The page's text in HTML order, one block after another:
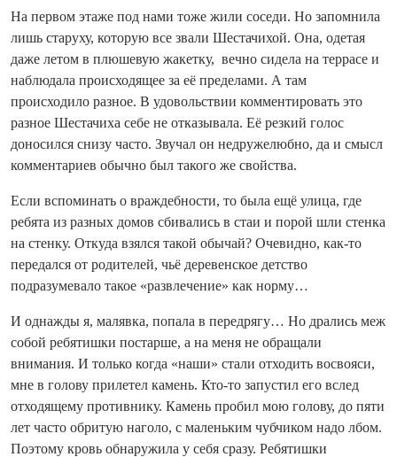
На первом этаже под нами тоже жили соседи. Но запомнила
лишь старуху, которую все звали Шестачихой. Она, одетая
даже летом в плюшевую жакетку, вечно сидела на террасе и
наблюдала происходящее за её пределами. А там
происходило разное. В удовольствии комментировать это
разное Шестачиха себе не отказывала. Её резкий голос
доносился снизу часто. Звучал он недружелюбно, да и смысл
комментариев обычно был такого же свойства.
Если вспоминать о враждебности, то была ещё улица, где
ребята из разных домов сбивались в стаи и порой шли стенка
на стенку. Откуда взялся такой обычай? Очевидно, как-то
передался от родителей, чьё деревенское детство
подразумевало такое «развлечение» как норму…
И однажды я, малявка, попала в передрягу… Но дрались меж
собой ребятишки постарше, а на меня не обращали
внимания. И только когда «наши» стали отходить восвояси,
мне в голову прилетел камень. Кто-то запустил его вслед
отходящему противнику. Камень пробил мою голову, до пяти
лет часто обритую наголо, с маленьким чубчиком надо лбом.
Поэтому кровь обнаружила у себя сразу. Ребятишки